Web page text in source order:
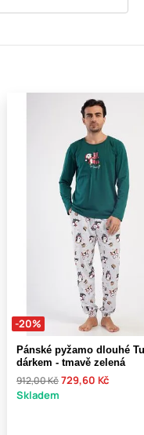
-20%
Pánské pyžamo dlouhé
dárkem - tmavě zelená
912,00 Kč729,60 Kč
Skladem